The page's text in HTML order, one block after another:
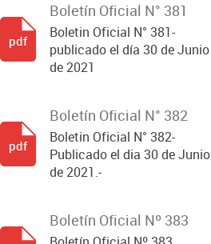
Boletín Oficial N° 381
Boletin Oficial N° 381-
publicado el día 30 de Junio
de 2021
pdf
Boletín Oficial N° 382
Boletin Oficial N° 382-
Publicado el dia 30 de Junio
de 2021.-
pdf
Boletín Oficial Nº 383